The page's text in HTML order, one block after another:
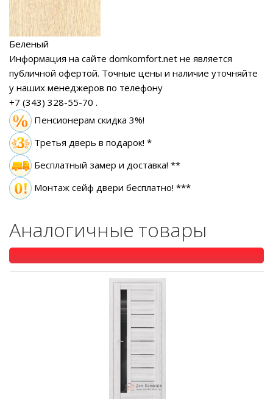
Беленый
Информация на сайте domkomfort.net не является
публичной офертой. Точные цены и наличие уточняйте
у наших менеджеров по телефону
+7 (343) 328-55-70 .
Пенсионерам скидка 3%!
Третья дверь в подарок! *
Бесплатный замер и доставка! **
Монтаж сейф двери бесплатно! ***
Аналогичные товары